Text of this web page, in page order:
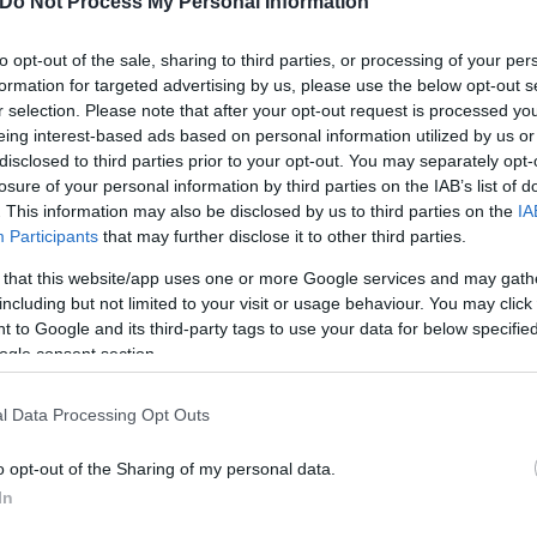
opt-out of the sale, sharing to third parties, or processing of your
for targeted advertising by us, please use the below opt-out
selection. Please note that after your opt-out request is processed
interest-based ads based on personal information utilized by us
to third parties prior to your opt-out. You may separately
of your personal information by third parties on the IAB’s list of
This information may also be disclosed by us to third parties on the
Participants that may further disclose it to other third parties.
that this website/app uses one or more Google services and may
but not limited to your visit or usage behaviour. You may
to Google and its third-party tags to use your data for below
consent section.
Data Processing Opt Outs
opt-out of the Sharing of my personal data.
τους για την απόφασή του να
την προβολή μιας συγγραφέως που
σχολίασε χρήστης του X.
ανέφερε άλλος χρήστης.